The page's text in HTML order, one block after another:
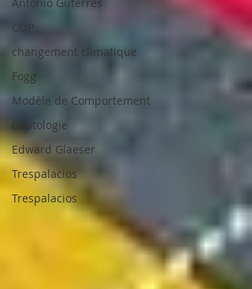
COP
changement climatique
Fogg
Modèle de Comportement
Captologie
Edward Glaeser
Trespalacios
Trespalacios